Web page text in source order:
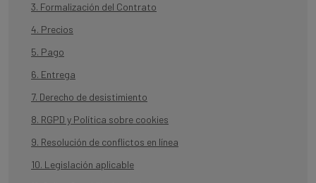
3. Formalización del Contrato
4. Precios
5. Pago
6. Entrega
7. Derecho de desistimiento
8. RGPD y Política sobre cookies
9. Resolución de conflictos en línea
10. Legislación aplicable